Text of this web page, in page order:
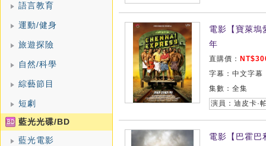
語言教育
運動/健身
旅遊探險
自然/科學
綜藝節目
短劇
藍光光碟/BD
藍光電影
電影【寶萊
年
直購價：
字幕：中文字幕
集數：全集
電影【巴霍巴